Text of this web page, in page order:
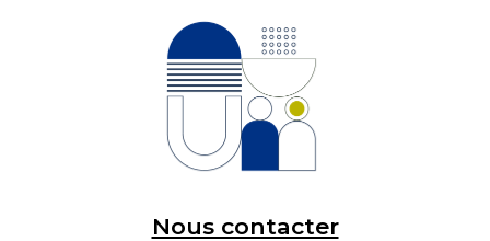
Nous contacter